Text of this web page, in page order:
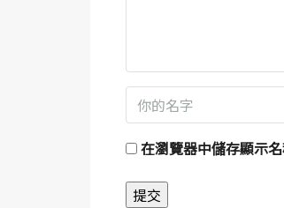
在瀏覽器中儲存顯示